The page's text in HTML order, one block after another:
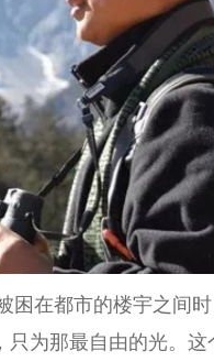
都市的楼宇之间时
为那最自由的光。